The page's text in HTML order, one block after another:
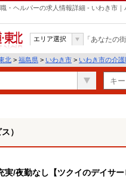
・ヘルパーの求人情報詳細 - いわき市｜
東北
エリア選択 「あなたの
北 > 福島県 > いわき市 > いわき市の介
）
/夜勤なし【ツクイのデイサ